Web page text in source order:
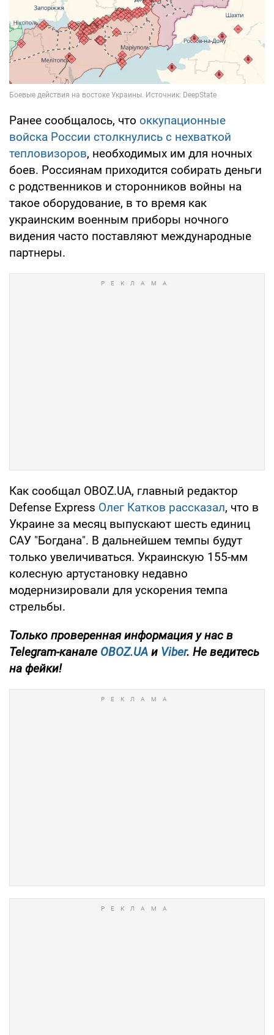
Ранее сообщалось, что оккупационные
войска России столкнулись с нехваткой
тепловизоров, необходимых им для ночных
боев. Россиянам приходится собирать деньги
с родственников и сторонников войны на
такое оборудование, в то время как
украинским военным приборы ночного
видения часто поставляют международные
партнеры.
Как сообщал OBOZ.UA, главный редактор
Defense Express Олег Катков рассказал, что в
Украине за месяц выпускают шесть единиц
САУ "Богдана". В дальнейшем темпы будут
только увеличиваться. Украинскую 155-мм
колесную артустановку недавно
модернизировали для ускорения темпа
стрельбы.
Только проверенная информация у нас в
Telegram-канале OBOZ.UA и Viber. Не ведитесь
на фейки!